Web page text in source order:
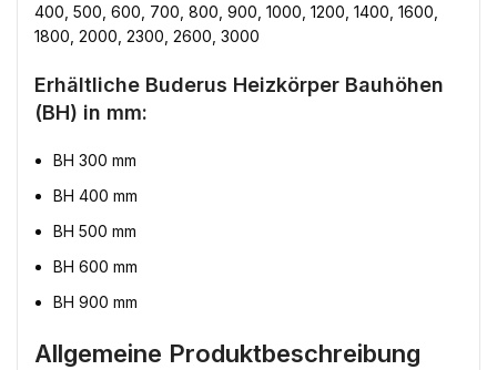
400, 500, 600, 700, 800, 900, 1000, 1200, 1400, 1600,
1800, 2000, 2300, 2600, 3000
Erhältliche Buderus Heizkörper Bauhöhen
(BH) in mm:
BH 300 mm
BH 400 mm
BH 500 mm
BH 600 mm
BH 900 mm
Allgemeine Produktbeschreibung